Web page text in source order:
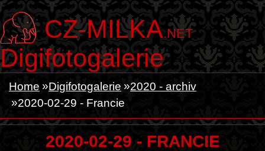
CZ-MILKA.NET
Digifotogalerie
Home Digifotogalerie
2020 - archiv
2020-02-29 - Francie
2020-02-29 - FRANCIE